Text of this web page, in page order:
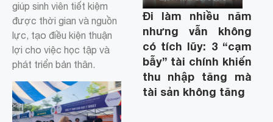
giúp sinh viên tiết kiệm
được thời gian và nguồn
lực, tạo điều kiện thuận
lợi cho việc học tập và
phát triển bản thân.
Đi làm nhiều năm
nhưng vẫn không
có tích lũy: 3 “cạm
bẫy” tài chính khiến
thu nhập tăng mà
tài sản không tăng